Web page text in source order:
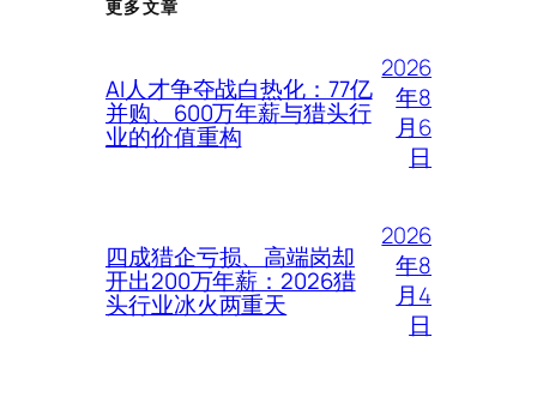
更多文章
AI人才争夺战白热化：77亿
并购、600万年薪与猎头行
业的价值重构
2026
年8
月6
日
四成猎企亏损、高端岗却
开出200万年薪：2026猎
头行业冰火两重天
2026
年8
月4
日